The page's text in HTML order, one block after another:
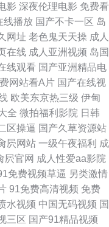
另类 九一蜜桃臀 91看片黄
人人在线视频 超碰97在线超
级二级久久久 午夜剧场成人
影 深夜伦理电影 免费看
线播放 国产不卡一区 岛
网址 老色鬼天天操 成人
在线 成人亚洲视频 岛国
线观看 国产亚洲精品电
网站看A片 国产在线视
欧美东京热三级 伊甸
全 微拍福利影院 日韩
区操逼 国产久草资源站
屄网站 一级午夜福利 成
屄官网 成人性爱aa影院
免费视频草逼 另类激情
91免费高清视频 免费
水视频 中国无码视频 国
三区 国产91精品视频